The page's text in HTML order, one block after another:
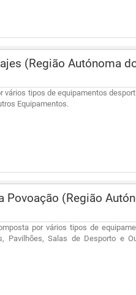
(Região Autónoma
vários tipos de equipamentos
Equipamentos.
Povoação (Região
por vários tipos de
Pavilhões, Salas de Desporto e